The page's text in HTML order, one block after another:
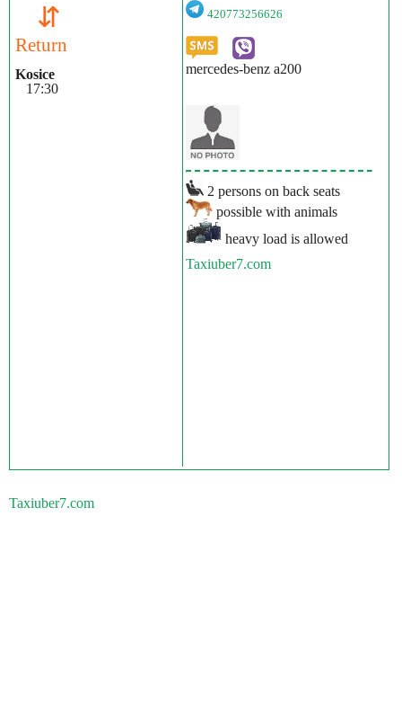
⇵
Return
Kosice
17:30
420773256626
mercedes-benz a200
2 persons on back seats
possible with animals
heavy load is allowed
Taxiuber7.com
Taxiuber7.com